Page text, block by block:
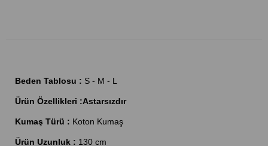
Beden Tablosu : S - M - L
Ürün Özellikleri :Astarsızdır
Kumaş Türü : Koton Kumaş
Ürün Uzunluk : 130 cm